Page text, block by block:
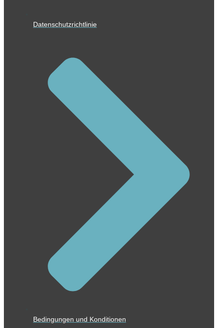
Datenschutzrichtlinie
Bedingungen und Konditionen